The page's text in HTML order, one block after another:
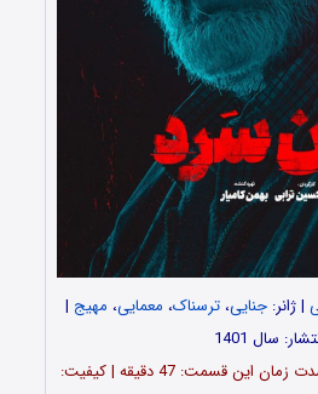
| ژانر: جنایی، ترسناک، معمایی، مهیج |
سال 1401
تعداد قسمت‎: … اپیزود | مدت زمان این قسمت: 47 دقیقه | کیفیت: